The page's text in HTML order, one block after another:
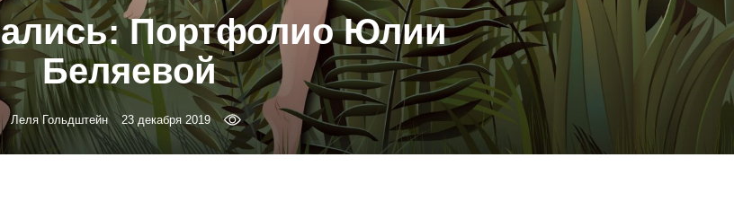
Портфолио Юлии
Беляевой
Леля Гольдштейн 23 декабря 2019